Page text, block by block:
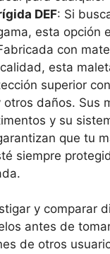
DEF: Si
esta opción
con
esta
superior
otros daños. Sus
y su
que tu
siempre
y comparar
antes de
de otros